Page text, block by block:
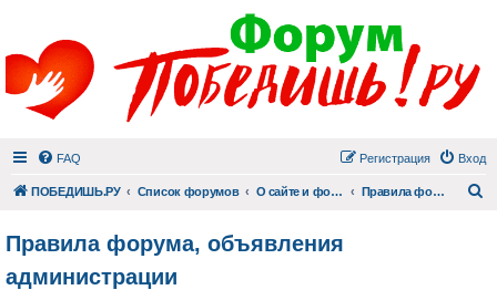
FAQ Вход
Регистрация
ПОБЕДИШЬ.РУ Список форумов О сайте и форуме Правила форума, объявления администрации
Правила форума, объявления
администрации